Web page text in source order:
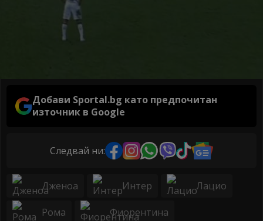
Добави Sportal.bg като предпочитан
източник в Google
Следвай ни:
Дженоа Интер Лацио
Рома Фиорентина